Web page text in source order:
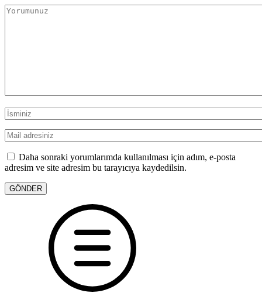
Daha sonraki yorumlarımda kullanılması için adım, e-posta
adresim ve site adresim bu tarayıcıya kaydedilsin.